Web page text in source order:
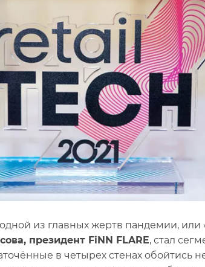
из главных жертв пандемии,
президент FiNN FLARE, стал
в четырех стенах обойтись